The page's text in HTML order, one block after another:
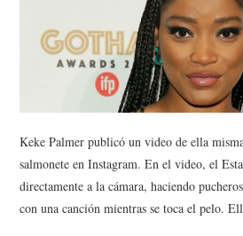
Keke Palmer publicó un video de ella
salmonete en Instagram. En el video, el
directamente a la cámara, haciendo
con una canción mientras se toca el pelo.